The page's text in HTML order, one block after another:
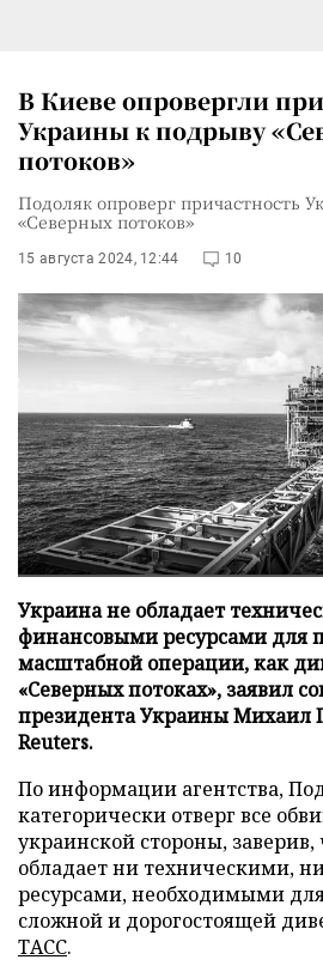
В Киеве опровергли
Украины к подрыву
потоков»
Подоляк опроверг причастность
«Северных потоков»
15 августа 2024, 12:44 10
Украина не обладает
финансовыми ресурсами для
масштабной операции, как
«Северных потоках», заявил
президента Украины Михаил
Reuters.
По информации агентства,
категорически отверг все
украинской стороны, заверив,
обладает ни техническими,
ресурсами, необходимыми
сложной и дорогостоящей
ТАСС.